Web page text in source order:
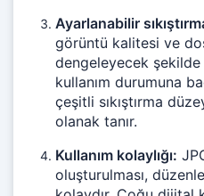
Ayarlanabilir
görüntü kalitesi ve
dengeleyecek
kullanım durumuna
çeşitli sıkıştırma
olanak tanır.
Kullanım kolaylığı:
oluşturulması,